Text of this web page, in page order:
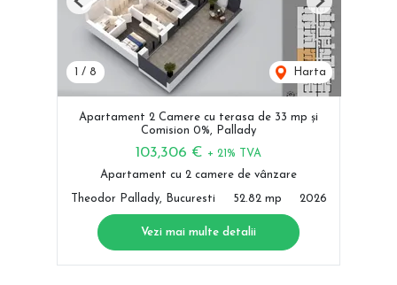
1 / 8 Harta
Previous Next
Apartament 2 Camere cu terasa de 33 mp și
Comision 0%, Pallady
103,306 € + 21% TVA
Apartament cu 2 camere de vânzare
Theodor Pallady, Bucuresti 52.82 mp 2026
Vezi mai multe detalii